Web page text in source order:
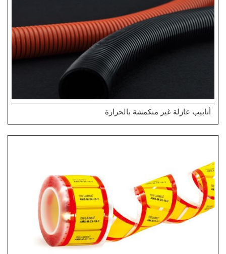
أنابيب عازلة غير منكمشة بالحرارة